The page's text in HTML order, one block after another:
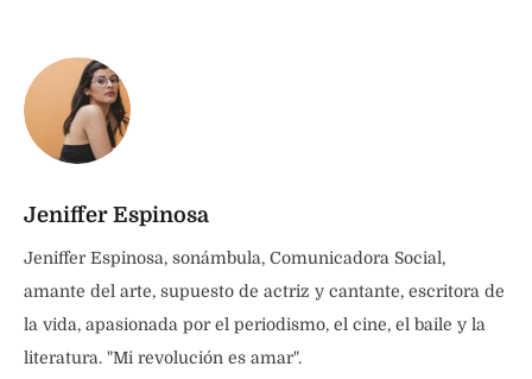
Jeniffer Espinosa
Jeniffer Espinosa, sonámbula, Comunicadora Social,
amante del arte, supuesto de actriz y cantante, escritora de
la vida, apasionada por el periodismo, el cine, el baile y la
literatura. "Mi revolución es amar".